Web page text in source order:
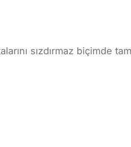
sızdırmaz biçimde